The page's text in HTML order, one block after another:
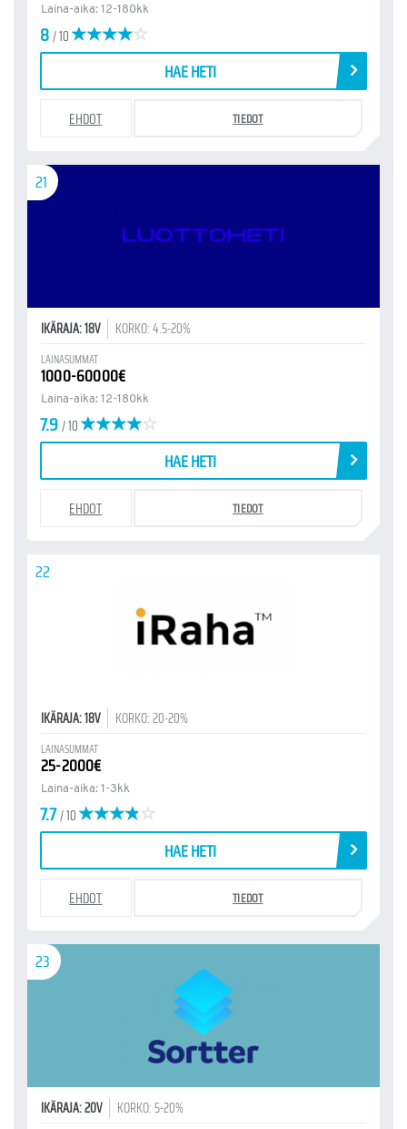
Laina-aika: 12-180kk
8/ 10
HAE HETI
EHDOT TIEDOT
21
IKÄRAJA: 18V KORKO: 4.5-20%
LAINASUMMAT
1000-60000€
Laina-aika: 12-180kk
7.9/ 10
HAE HETI
EHDOT TIEDOT
22
IKÄRAJA: 18V KORKO: 20-20%
LAINASUMMAT
25-2000€
Laina-aika: 1-3kk
7.7/ 10
HAE HETI
EHDOT TIEDOT
23
IKÄRAJA: 20V KORKO: 5-20%